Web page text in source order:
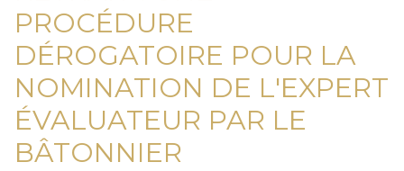
PROCÉDURE
DÉROGATOIRE POUR LA
NOMINATION DE L'EXPERT
ÉVALUATEUR PAR LE
BÂTONNIER